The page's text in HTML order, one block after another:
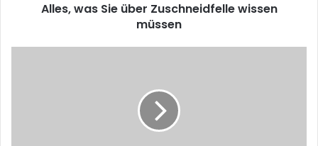
Alles, was Sie über Zuschneidfelle wissen
müssen